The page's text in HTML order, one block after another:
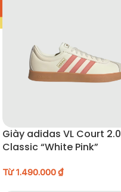
Giày adidas VL Court 2.0
Classic “White Pink”
Từ1.490.000₫